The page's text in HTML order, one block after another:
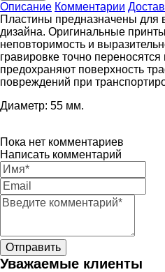
Описание Комментарии
Пластины предназначены для
дизайна. Оригинальные
неповторимость и
гравировке точно
предохраняют поверхность
повреждений при
Диаметр: 55 мм.
Пока нет комментариев
Написать комментарий
Уважаемые клиенты